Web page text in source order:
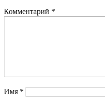
Комментарий *
Имя *